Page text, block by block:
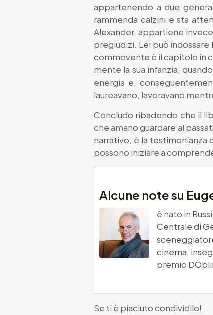
appartenendo a due
rammenda calzini e sta
Alexander, appartiene
pregiudizi. Lei può
commovente è il capitolo in
mente la sua infanzia,
energia e,
laureavano, lavoravano
Concludo ribadendo che il
che amano guardare al
narrativo, è la testimonianza
possono iniziare a
Alcune note su
è nato in
Centrale di
cinema,
premio
Se ti è piaciuto condividilo!